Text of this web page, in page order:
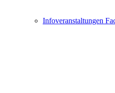
Infoveranstaltungen